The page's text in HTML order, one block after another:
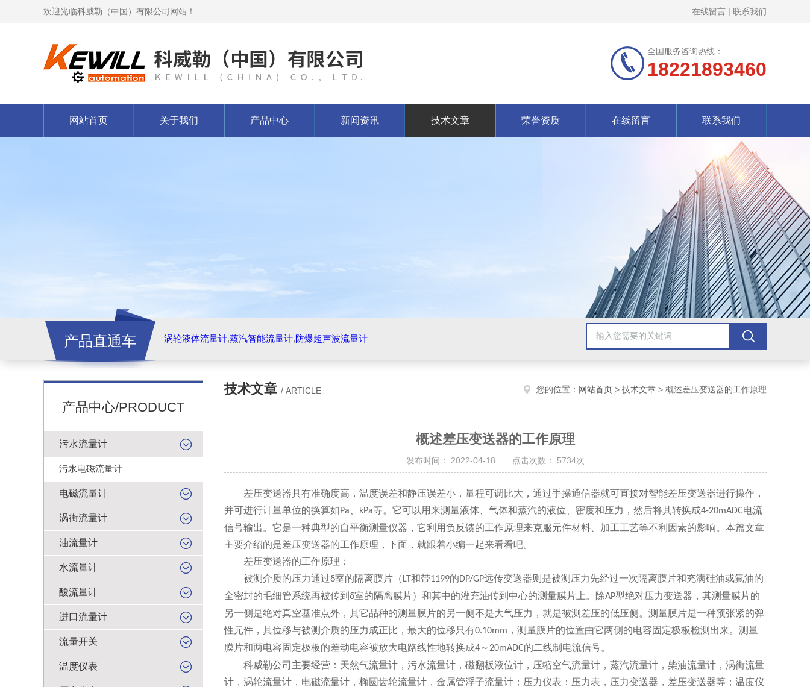
欢迎光临科威勒（中国）有限公司网站！ 在线留言 | 联系我们
全国服务咨询热线：
18221893460
网站首页 关于我们 产品中心 新闻资讯 技术文章 荣誉资质 在线留言 联系我们
产品直通车 涡轮液体流量计,蒸汽智能流量计,防爆超声波流量计
产品中心/PRODUCT
污水流量计
污水电磁流量计
电磁流量计
涡街流量计
油流量计
水流量计
酸流量计
进口流量计
流量开关
温度仪表
技术文章 / ARTICLE 您的位置： 网站首页 > 技术文章 > 概述差压变送器的工作原理
概述差压变送器的工作原理
发布时间： 2022-04-18 点击次数： 5734次
差压变送器具有准确度高，温度误差和静压误差小，量程可调比大，通过手操通信器就可直接对智能差压变送器进行操作，
并可进行计量单位的换算如Pa kPa等。它可以用来测量液体、气体和蒸汽的液位、密度和压力，然后将其转换成4-20mADC电流
信号输出。它是一种典型的自平衡测量仪器，它利用负反馈的工作原理来克服元件材料、加工工艺等不利因素的影响。本篇文章
主要介绍的是差压变送器的工作原理，下面，就跟着小编一起来看看吧。
差压变送器的工作原理：
被测介质的压力通过δ室的隔离膜片（ LT 和带1199的DP/GP远传变送器则是被测压力先经过一次隔离膜片和充满硅油或氟油的
全密封的毛细管系统再被传到 δ室的隔离膜片）和其中的灌充油传到中心的测量膜片上。除AP型绝对压力变送器，其测量膜片的
另一侧是绝对真空基准点外，其它品种的测量膜片的另一侧不是大气压力，就是被测差压的低压侧。测量膜片是一种预张紧的弹
性元件，其位移与被测介质的压力成正比，最大的位移只有0.10mm ，测量膜片的位置由它两侧的电容固定极板检测出来。测量
膜片和两电容固定极板的差动电容被放大电路线性地转换成4～20mADC的二线制电流信号。
科威勒公司主要经营：天然气流量计，污水流量计，磁翻板液位计，压缩空气流量计，蒸汽流量计，柴油流量计，涡街流量
计，涡轮流量计，电磁流量计，椭圆齿轮流量计，金属管浮子流量计；压力仪表：压力表，压力变送器，差压变送器等；温度仪